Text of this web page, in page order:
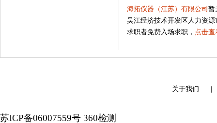
海拓仪器（江苏）有限公司 暂
吴江经济技术开发区人力资
求职者免费入场求职， 点击查
关于我们
苏ICP备06007559号 360检测